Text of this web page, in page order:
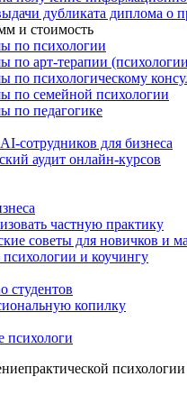
дубликата диплома о
и стоимость
по психологии
по арт-терапии
по психологическому
по семейной психологии
по педагогике
сотрудников для бизнеса
аудит онлайн-курсов
частную практику
советы для новичков и
и коучингу
студентов
копилку
психологи
практической психологии